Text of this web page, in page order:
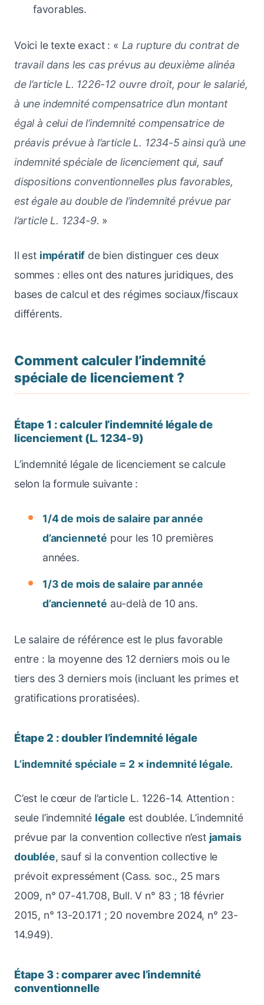
favorables.
Voici le texte exact : « La rupture du contrat de
travail dans les cas prévus au deuxième alinéa
de l’article L. 1226-12 ouvre droit, pour le salarié,
à une indemnité compensatrice d’un montant
égal à celui de l’indemnité compensatrice de
préavis prévue à l’article L. 1234-5 ainsi qu’à une
indemnité spéciale de licenciement qui, sauf
dispositions conventionnelles plus favorables,
est égale au double de l’indemnité prévue par
l’article L. 1234-9. »
Il est impératif de bien distinguer ces deux
sommes : elles ont des natures juridiques, des
bases de calcul et des régimes sociaux/fiscaux
différents.
Comment calculer l’indemnité
spéciale de licenciement ?
Étape 1 : calculer l’indemnité légale de
licenciement (L. 1234-9)
L’indemnité légale de licenciement se calcule
selon la formule suivante :
1/4 de mois de salaire par année
d’ancienneté pour les 10 premières
années.
1/3 de mois de salaire par année
d’ancienneté au-delà de 10 ans.
Le salaire de référence est le plus favorable
entre : la moyenne des 12 derniers mois ou le
tiers des 3 derniers mois (incluant les primes et
gratifications proratisées).
Étape 2 : doubler l’indemnité légale
L’indemnité spéciale = 2 × indemnité légale.
C’est le cœur de l’article L. 1226-14. Attention :
seule l’indemnité légale est doublée. L’indemnité
prévue par la convention collective n’est jamais
doublée, sauf si la convention collective le
prévoit expressément (Cass. soc., 25 mars
2009, n° 07-41.708, Bull. V n° 83 ; 18 février
2015, n° 13-20.171 ; 20 novembre 2024, n° 23-
14.949).
Étape 3 : comparer avec l’indemnité
conventionnelle